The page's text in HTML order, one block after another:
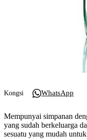
Kongsi WhatsApp
Mempunyai simpanan
yang sudah berkeluarga
sesuatu yang mudah